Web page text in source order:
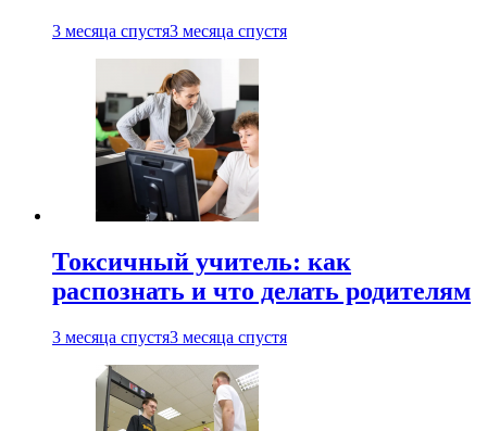
3 месяца спустя3 месяца спустя
Токсичный учитель: как
распознать и что делать родителям
3 месяца спустя3 месяца спустя